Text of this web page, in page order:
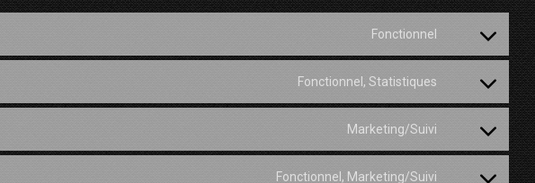
Fonctionnel
Consent
service
Fonctionnel, Statistiques
Consent
service
woocommerce
Marketing/Suivi
Consent
Fonctionnel, Marketing/Suivi